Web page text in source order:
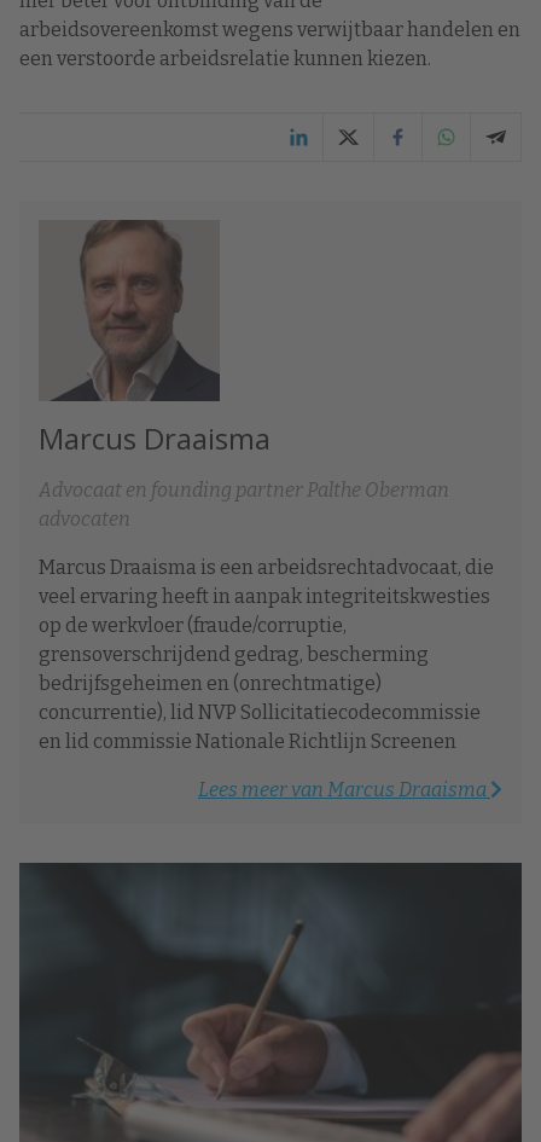
arbeidsovereenkomst wegens verwijtbaar handelen en
een verstoorde arbeidsrelatie kunnen kiezen.
Marcus Draaisma
Advocaat en founding partner Palthe Oberman
advocaten
Marcus Draaisma is een arbeidsrechtadvocaat, die
veel ervaring heeft in aanpak integriteitskwesties
op de werkvloer (fraude/corruptie,
grensoverschrijdend gedrag, bescherming
bedrijfsgeheimen en (onrechtmatige)
concurrentie), lid NVP Sollicitatiecodecommissie
en lid commissie Nationale Richtlijn Screenen
Lees meer van Marcus Draaisma